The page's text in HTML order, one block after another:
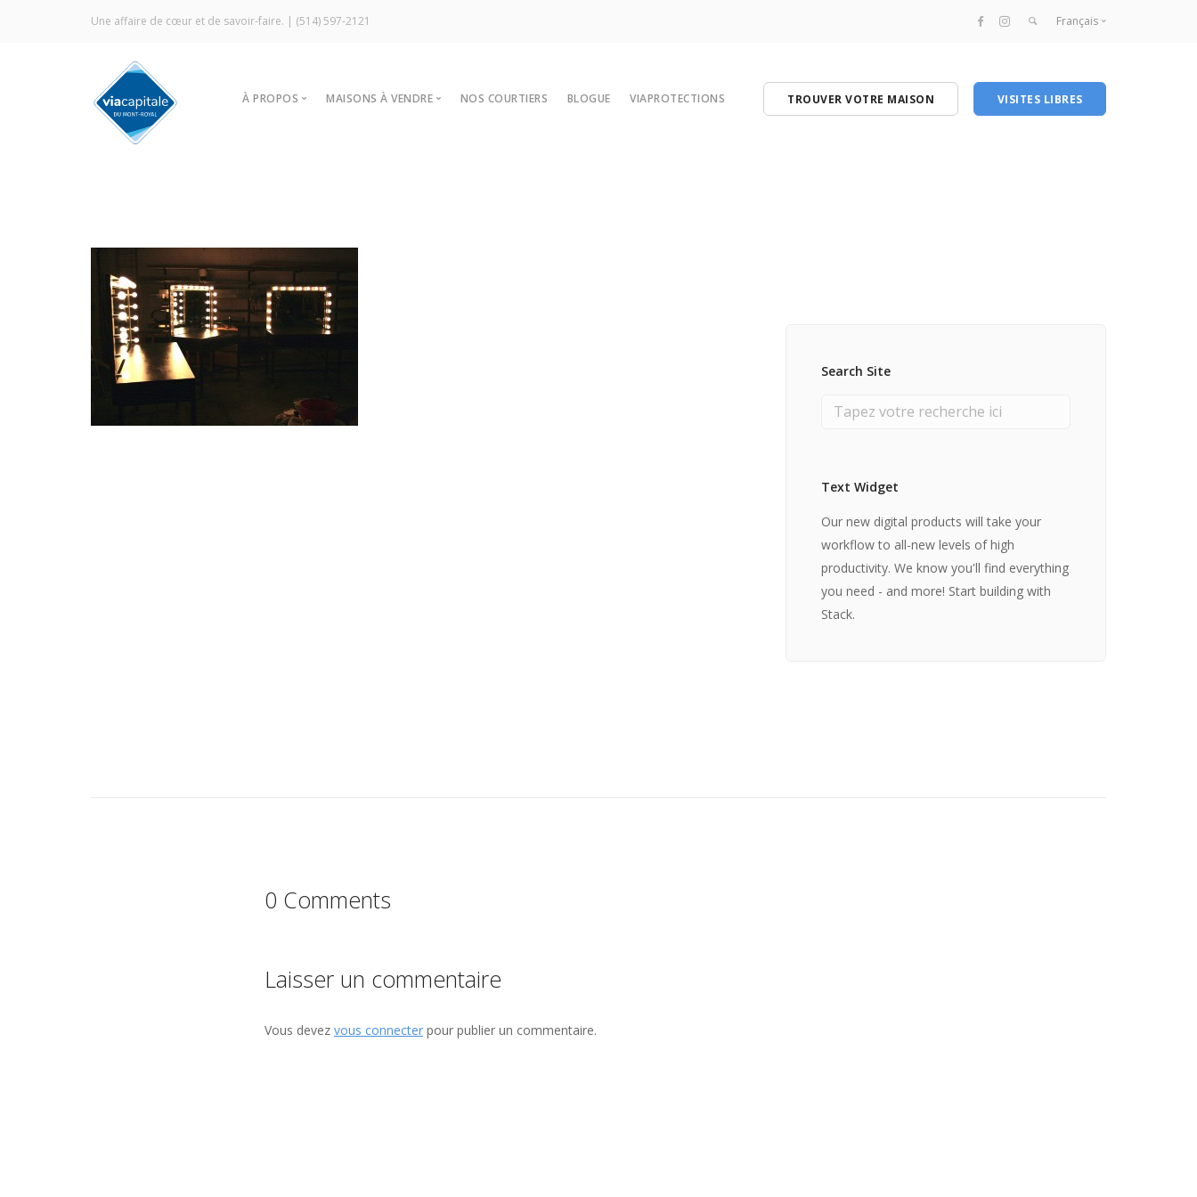
Une affaire de cœur et de savoir-faire. | (514) 597-2121 Français
English
À PROPOS
Commercial
Prestige MLS
Témoignages
MAISONS À VENDRE NOS COURTIERS BLOGUE VIAPROTECTIONS TROUVER VOTRE MAISON VISITES LIBRES
Search Site
Text Widget
Our new digital products will take your
workflow to all-new levels of high
productivity. We know you'll find everything
you need - and more! Start building with
Stack.
0 Comments
Laisser un commentaire
Vous devez vous connecter pour publier un commentaire.